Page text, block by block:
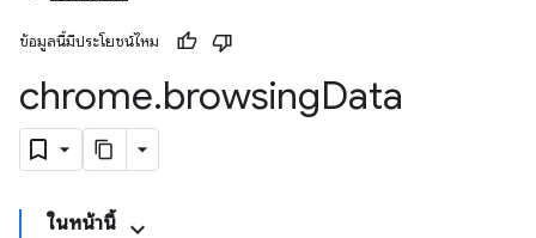
ข้อมูลนี้มีประโยชน์ไหม
chrome.browsingData
ในหน้านี้